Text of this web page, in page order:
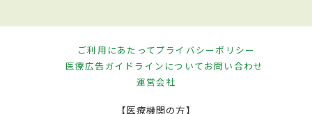
ご利用にあたってプライバシーポリシー
医療広告ガイドラインについてお問い合わせ
運営会社
【医療機関の方】